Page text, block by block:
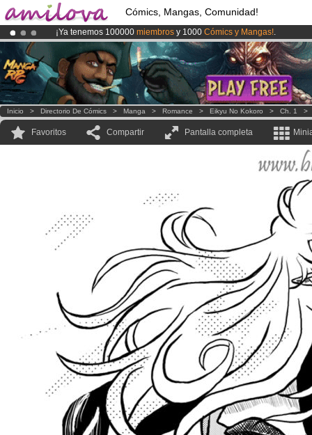
Cómics, Mangas, Comunidad!
¡Ya tenemos 100000 miembros y 1000 Cómics y Mangas!.
¡El Kickstarter Amilova está desormado lanzado!.
¡Conviertete en Premium por3.95 euros al mes!Hazte Premium ya
Inicio > Directorio De Cómics > Manga > Romance > Eikyu No Kokoro > Ch. 1
Favoritos Compartir Pantalla completa